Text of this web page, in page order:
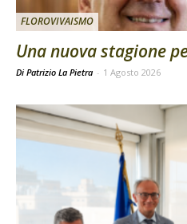
FLOROVIVAISMO
Una nuova stagione
Di Patrizio La Pietra - 1 Agosto 2026